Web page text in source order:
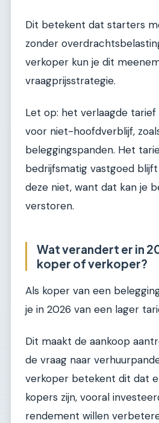
Dit betekent dat starters
zonder
verkoper kun je dit
vraagprijsstrategie.
Let op: het verlaagde tarief
voor niet-hoofdverblijf,
beleggingspanden. Het
bedrijfsmatig vastgoed blijft
deze niet, want dat kan je
verstoren.
Wat verandert er in
koper of verkoper?
Als koper van een
je in 2026 van een lager
Dit maakt de aankoop
de vraag naar
verkoper betekent dit dat
kopers zijn, vooral
rendement willen